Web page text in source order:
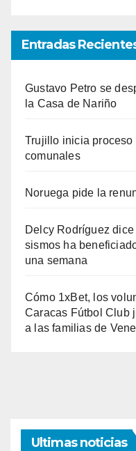
Entradas
Gustavo Petro se
la Casa de Nariño
Trujillo inicia
comunales
Noruega pide la
Delcy Rodríguez
sismos ha
una semana
Cómo 1xBet, los
Caracas Fútbol Club
a las familias de
Ultimas noticias